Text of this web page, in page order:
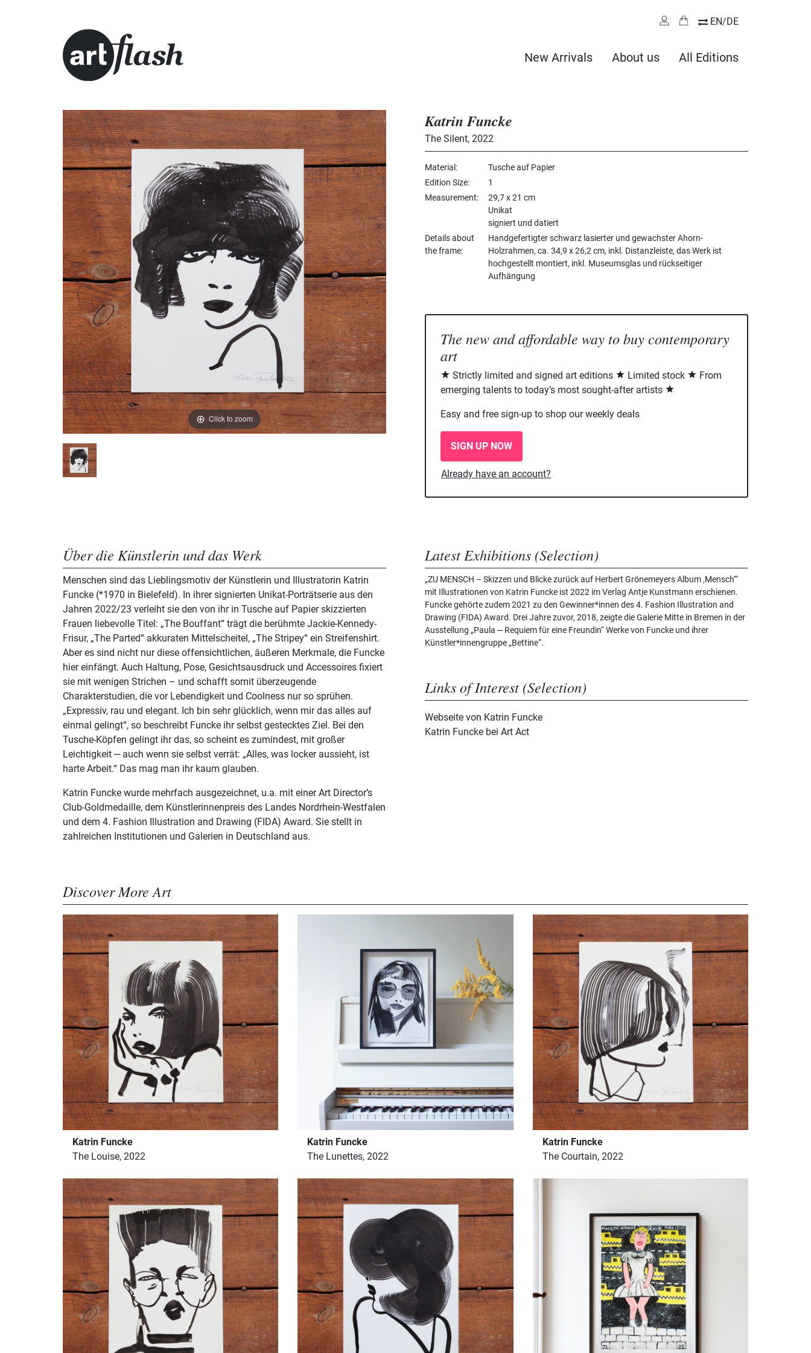
EN/DE
New Arrivals About us All Editions
Click to zoom
Katrin Funcke
The Silent, 2022
Material
Tusche auf Papier
Edition Size
1
Measurement
29,7 x 21 cm
Unikat
signiert und datiert
Details about
the frame
Handgefertigter schwarz lasierter und gewachster Ahorn-
Holzrahmen, ca. 34,9 x 26,2 cm, inkl. Distanzleiste, das Werk ist
hochgestellt montiert, inkl. Museumsglas und rückseitiger
Aufhängung
The new and affordable way to buy contemporary
art
Strictly limited and signed art editions Limited stock
From
emerging talents to today’s most sought-after artists
Easy and free sign-up to shop our weekly deals
SIGN UP NOW
Already have an account?
Über die Künstlerin und das Werk
Menschen sind das Lieblingsmotiv der Künstlerin und Illustratorin Katrin
Funcke (*1970 in Bielefeld). In ihrer signierten Unikat-Porträtserie aus den
Jahren 2022/23 verleiht sie den von ihr in Tusche auf Papier skizzierten
Frauen liebevolle Titel: „The Bouffant“ trägt die berühmte Jackie-Kennedy-
Frisur, „The Parted“ akkuraten Mittelscheitel, „The Stripey“ ein Streifenshirt.
Aber es sind nicht nur diese offensichtlichen, äußeren Merkmale, die Funcke
hier einfängt. Auch Haltung, Pose, Gesichtsausdruck und Accessoires fixiert
sie mit wenigen Strichen – und schafft somit überzeugende
Charakterstudien, die vor Lebendigkeit und Coolness nur so sprühen.
„Expressiv, rau und elegant. Ich bin sehr glücklich, wenn mir das alles auf
einmal gelingt“, so beschreibt Funcke ihr selbst gestecktes Ziel. Bei den
Tusche-Köpfen gelingt ihr das, so scheint es zumindest, mit großer
Leichtigkeit ‒ auch wenn sie selbst verrät: „Alles, was locker aussieht, ist
harte Arbeit.“ Das mag man ihr kaum glauben.
Katrin Funcke wurde mehrfach ausgezeichnet, u.a. mit einer Art Director’s
Club-Goldmedaille, dem Künstlerinnenpreis des Landes Nordrhein-Westfalen
und dem 4. Fashion Illustration and Drawing (FIDA) Award. Sie stellt in
zahlreichen Institutionen und Galerien in Deutschland aus.
Latest Exhibitions (Selection)
„ZU MENSCH – Skizzen und Blicke zurück auf Herbert Grönemeyers Album ‚Mensch‘“
mit Illustrationen von Katrin Funcke ist 2022 im Verlag Antje Kunstmann erschienen.
Funcke gehörte zudem 2021 zu den Gewinner*innen des 4. Fashion Illustration and
Drawing (FIDA) Award. Drei Jahre zuvor, 2018, zeigte die Galerie Mitte in Bremen in der
Ausstellung „Paula ‒ Requiem für eine Freundin“ Werke von Funcke und ihrer
Künstler*innengruppe „Bettine“.
Links of Interest (Selection)
Webseite von Katrin Funcke
Katrin Funcke bei Art Act
Discover More Art
Katrin Funcke
The Louise, 2022
Katrin Funcke
The Lunettes, 2022
Katrin Funcke
The Courtain, 2022